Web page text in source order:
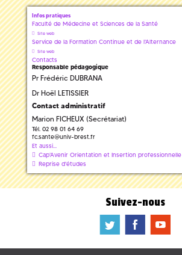
Infos pratiques
Faculté de Médecine et Sciences de la Santé
Site web
Service de la Formation Continue et de l'Alternance
Site web
Contacts
Responsable pédagogique
Pr Frédéric DUBRANA
Dr Hoël LETISSIER
Contact administratif
Marion FICHEUX (Secrétariat)
Tél. 02 98 01 64 69
fc.sante@univ-brest.fr
Et aussi...
Cap'Avenir Orientation et Insertion professionnelle
Reprise d'études
Suivez-nous
a b f